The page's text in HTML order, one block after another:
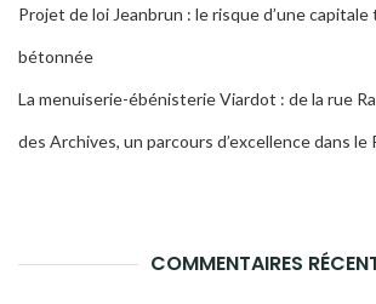
Projet de loi Jeanbrun : le risque d’une
bétonnée
La menuiserie-ébénisterie Viardot : de la rue
des Archives, un parcours d’excellence dans le
COMMENTAIRES